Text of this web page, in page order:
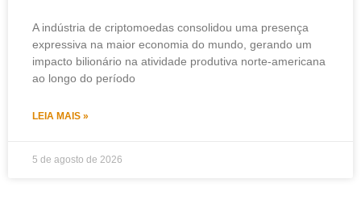
A indústria de criptomoedas consolidou uma presença
expressiva na maior economia do mundo, gerando um
impacto bilionário na atividade produtiva norte-americana
ao longo do período
LEIA MAIS »
5 de agosto de 2026